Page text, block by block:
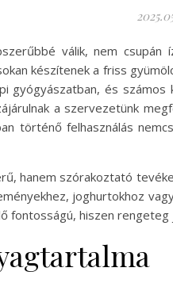
válik, nem
készítenek a friss
gyógyászatban, és
a szervezetünk
történő felhasználás
hanem szórakoztató
joghurtokhoz
fontosságú, hiszen